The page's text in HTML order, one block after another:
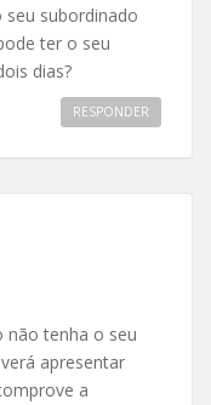
subordinado
ter o seu
dias?
RESPONDER
não tenha o seu
apresentar
a